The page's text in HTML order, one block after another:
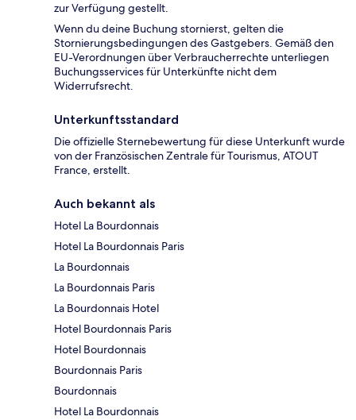
zur Verfügung gestellt.
Wenn du deine Buchung stornierst, gelten die
Stornierungsbedingungen des Gastgebers. Gemäß den
EU-Verordnungen über Verbraucherrechte unterliegen
Buchungsservices für Unterkünfte nicht dem
Widerrufsrecht.
Unterkunftsstandard
Die offizielle Sternebewertung für diese Unterkunft wurde
von der Französischen Zentrale für Tourismus, ATOUT
France, erstellt.
Auch bekannt als
Hotel La Bourdonnais
Hotel La Bourdonnais Paris
La Bourdonnais
La Bourdonnais Paris
La Bourdonnais Hotel
Hotel Bourdonnais Paris
Hotel Bourdonnais
Bourdonnais Paris
Bourdonnais
Hotel La Bourdonnais